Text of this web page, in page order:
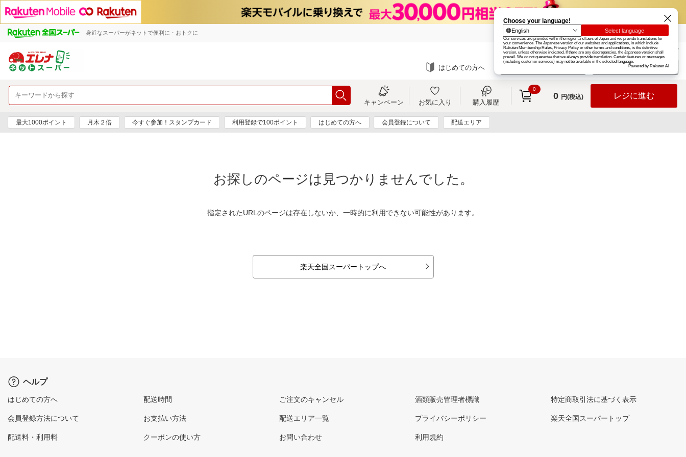
身近なスーパーがネットで便利に・おトクに 楽天グループ カード
お知らせ ヘルプ
はじめての方へ ログイン
キャンペーン お気に入り 購入履歴
0
0 円(税込) レジに進む
最大1000ポイント 月木２倍 今すぐ参加！スタンプカード 利用登録で100ポイント はじめての方へ 会員登録について 配送エリア
お探しのページは見つかりませんでした。
指定されたURLのページは存在しないか、一時的に利用できない可能性があります。
楽天全国スーパートップへ
ヘルプ
はじめての方へ
会員登録方法について
配送料・利用料
配送時間
お支払い方法
クーポンの使い方
ご注文のキャンセル
配送エリア一覧
お問い合わせ
酒類販売管理者標識
プライバシーポリシー
利用規約
特定商取引法に基づく表示
楽天全国スーパートップ